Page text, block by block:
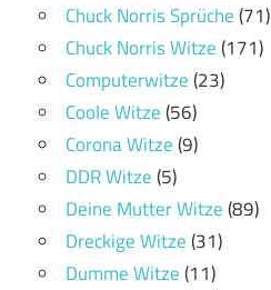
Chuck Norris Sprüche(71)
Chuck Norris Witze(171)
Computerwitze(23)
Coole Witze(56)
Corona Witze(9)
DDR Witze(5)
Deine Mutter Witze(89)
Dreckige Witze(31)
Dumme Witze(11)